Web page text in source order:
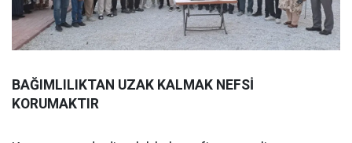
BAĞIMLILIKTAN UZAK KALMAK NEFSİ
KORUMAKTIR